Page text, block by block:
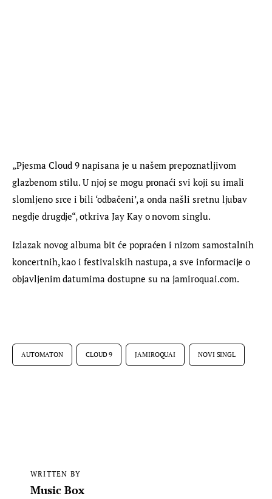
„Pjesma Cloud 9 napisana je u našem prepoznatljivom
glazbenom stilu. U njoj se mogu pronaći svi koji su imali
slomljeno srce i bili ‘odbačeni’, a onda našli sretnu ljubav
negdje drugdje“, otkriva Jay Kay o novom singlu.
Izlazak novog albuma bit će popraćen i nizom samostalnih
koncertnih, kao i festivalskih nastupa, a sve informacije o
objavljenim datumima dostupne su na jamiroquai.com.
AUTOMATON CLOUD 9 JAMIROQUAI NOVI SINGL
WRITTEN BY
Music Box